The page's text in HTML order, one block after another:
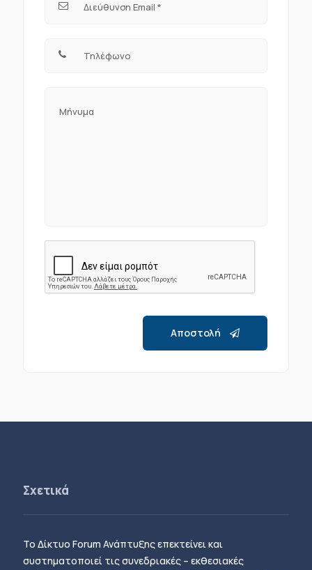
Αποστολή
Σχετικά
Το Δίκτυο Forum Ανάπτυξης επεκτείνει και
συστηματοποιεί τις συνεδριακές – εκθεσιακές